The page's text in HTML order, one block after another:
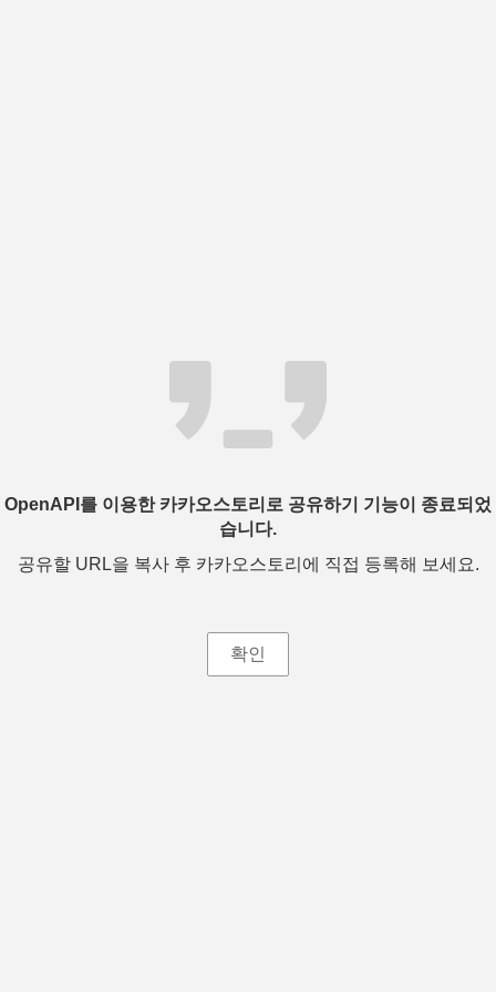
OpenAPI를 이용한 카카오스토리로 공유하기 기능이 종료되었
습니다.
공유할 URL을 복사 후 카카오스토리에 직접 등록해 보세요.
확인